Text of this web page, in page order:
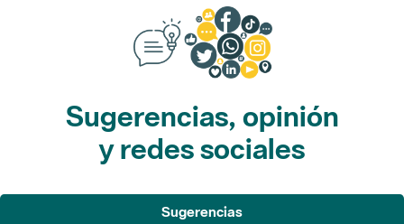
Sugerencias, opinión
y redes sociales
Sugerencias